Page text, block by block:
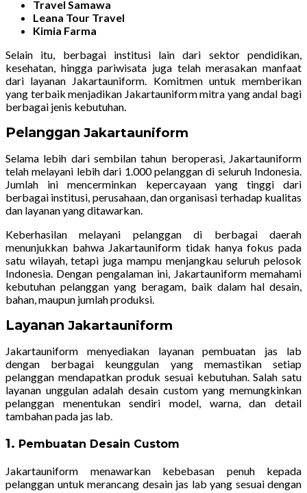
Travel Samawa
Leana Tour Travel
Kimia Farma
Selain itu, berbagai institusi lain dari sektor pendidikan,
kesehatan, hingga pariwisata juga telah merasakan manfaat
dari layanan Jakartauniform. Komitmen untuk memberikan
yang terbaik menjadikan Jakartauniform mitra yang andal bagi
berbagai jenis kebutuhan.
Pelanggan Jakartauniform
Selama lebih dari sembilan tahun beroperasi, Jakartauniform
telah melayani lebih dari 1.000 pelanggan di seluruh Indonesia.
Jumlah ini mencerminkan kepercayaan yang tinggi dari
berbagai institusi, perusahaan, dan organisasi terhadap kualitas
dan layanan yang ditawarkan.
Keberhasilan melayani pelanggan di berbagai daerah
menunjukkan bahwa Jakartauniform tidak hanya fokus pada
satu wilayah, tetapi juga mampu menjangkau seluruh pelosok
Indonesia. Dengan pengalaman ini, Jakartauniform memahami
kebutuhan pelanggan yang beragam, baik dalam hal desain,
bahan, maupun jumlah produksi.
Layanan Jakartauniform
Jakartauniform menyediakan layanan pembuatan jas lab
dengan berbagai keunggulan yang memastikan setiap
pelanggan mendapatkan produk sesuai kebutuhan. Salah satu
layanan unggulan adalah desain custom yang memungkinkan
pelanggan menentukan sendiri model, warna, dan detail
tambahan pada jas lab.
1. Pembuatan Desain Custom
Jakartauniform menawarkan kebebasan penuh kepada
pelanggan untuk merancang desain jas lab yang sesuai dengan